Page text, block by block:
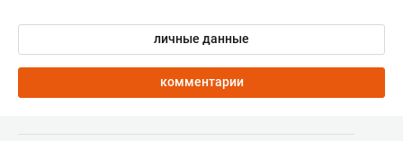
личные данные
комментарии